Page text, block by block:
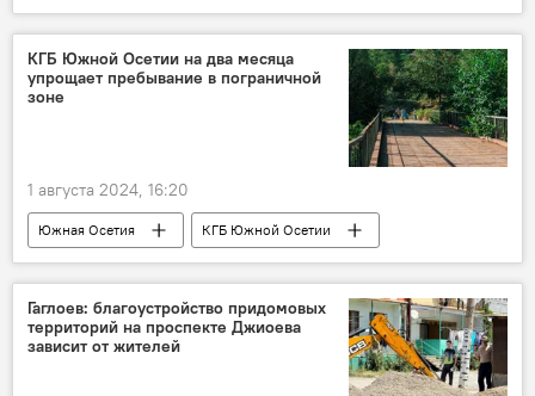
Образование
КГБ Южной Осетии на два месяца
упрощает пребывание в пограничной
зоне
1 августа 2024, 16:20
Южная Осетия
КГБ Южной Осетии
Граница
Новости
Гаглоев: благоустройство придомовых
территорий на проспекте Джиоева
зависит от жителей